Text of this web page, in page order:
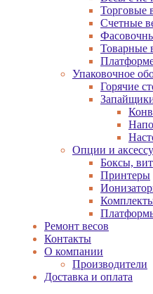
Торговые
Счетные
Товарные
Упаковочное
Горячие
Опции и
Боксы,
Принтеры
Ремонт весов
Контакты
О компании
Производители
Доставка и оплата